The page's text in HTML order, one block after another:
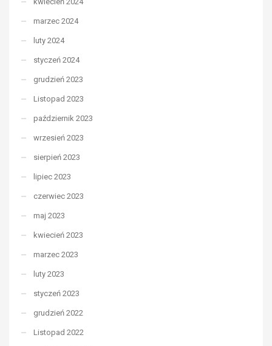
marzec 2024
luty 2024
styczeń 2024
grudzień 2023
Listopad 2023
październik 2023
wrzesień 2023
sierpień 2023
lipiec 2023
czerwiec 2023
maj 2023
kwiecień 2023
marzec 2023
luty 2023
styczeń 2023
grudzień 2022
Listopad 2022